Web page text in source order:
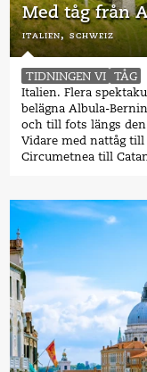
Med tåg från
italien,schweiz
TIDNINGEN VI TÅG
Italien. Flera
belägna Albula-
och till fots längs
Vidare med nattåg
Circumetnea till